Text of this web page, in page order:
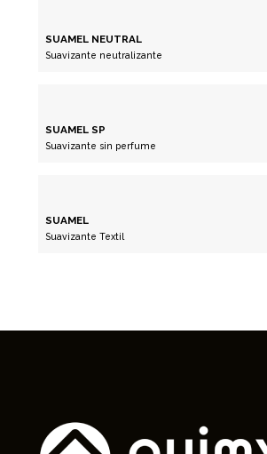
SUAMEL NEUTRAL
Suavizante neutralizante
SUAMEL SP
Suavizante sin perfume
SUAMEL
Suavizante Textil